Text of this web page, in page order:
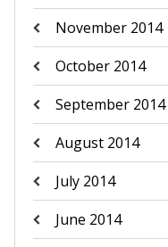
November 2014
October 2014
September 2014
August 2014
July 2014
June 2014